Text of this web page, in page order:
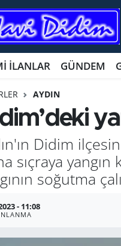
İLANLAR GÜNDEM
AYDIN
Didim
sıçraya
soğutma
- 11:08
Durumu ve Fikstür